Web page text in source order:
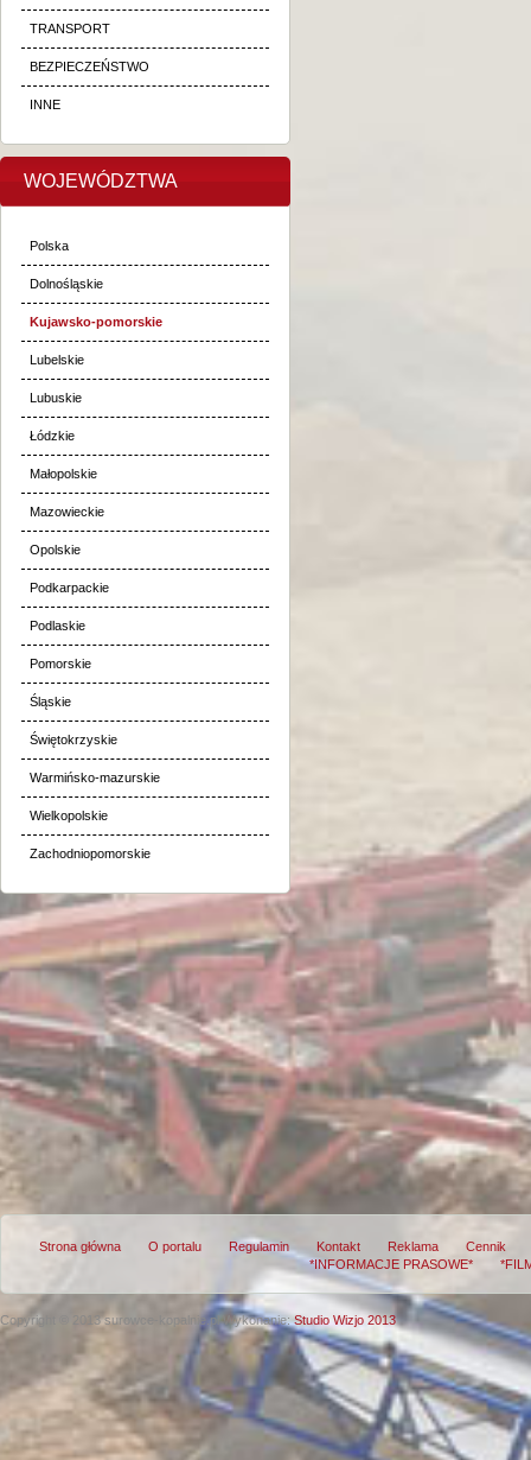
TRANSPORT
BEZPIECZEŃSTWO
INNE
WOJEWÓDZTWA
Polska
Dolnośląskie
Kujawsko-pomorskie
Lubelskie
Lubuskie
Łódzkie
Małopolskie
Mazowieckie
Opolskie
Podkarpackie
Podlaskie
Pomorskie
Śląskie
Świętokrzyskie
Warmińsko-mazurskie
Wielkopolskie
Zachodniopomorskie
Strona główna O portalu Regulamin Kontakt Reklama
Cennik
*INFORMACJE PRASOWE*
Copyright © 2013 surowce-kopalnie.plWykonanie:Studio Wizjo 2013